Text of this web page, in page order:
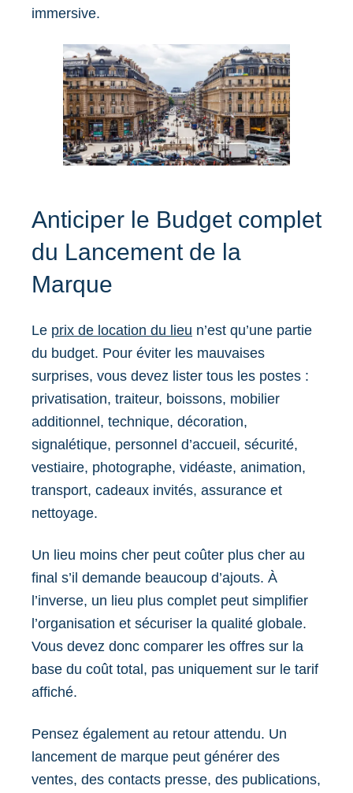
immersive.
Anticiper le Budget complet
du Lancement de la
Marque
Le prix de location du lieu n’est qu’une partie
du budget. Pour éviter les mauvaises
surprises, vous devez lister tous les postes :
privatisation, traiteur, boissons, mobilier
additionnel, technique, décoration,
signalétique, personnel d’accueil, sécurité,
vestiaire, photographe, vidéaste, animation,
transport, cadeaux invités, assurance et
nettoyage.
Un lieu moins cher peut coûter plus cher au
final s’il demande beaucoup d’ajouts. À
l’inverse, un lieu plus complet peut simplifier
l’organisation et sécuriser la qualité globale.
Vous devez donc comparer les offres sur la
base du coût total, pas uniquement sur le tarif
affiché.
Pensez également au retour attendu. Un
lancement de marque peut générer des
ventes, des contacts presse, des publications,